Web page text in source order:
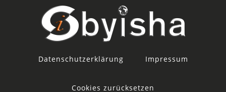
Datenschutzerklärung Impressum
Cookies zurücksetzen